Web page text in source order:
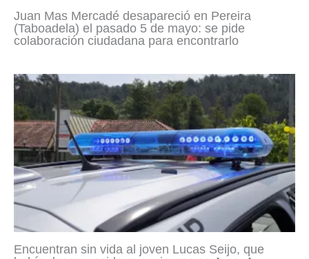
Juan Mas Mercadé desapareció en Pereira
(Taboadela) el pasado 5 de mayo: se pide
colaboración ciudadana para encontrarlo
Encuentran sin vida al joven Lucas Seijo, que